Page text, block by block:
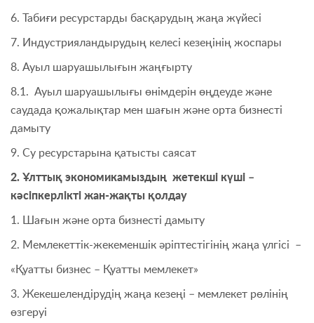
6. Табиғи ресурстарды басқарудың жаңа жүйесі
7. Индустрияландырудың келесі кезеңінің жоспары
8. Ауыл шаруашылығын жаңғырту
8.1. Ауыл шаруашылығы өнімдерін өңдеуде және
саудада қожалықтар мен шағын және орта бизнесті
дамыту
9. Су ресурстарына қатысты саясат
2. Ұлттық экономикамыздың жетекші күші –
кәсіпкерлікті жан-жақты қолдау
1. Шағын және орта бизнесті дамыту
2. Мемлекеттік-жекеменшік әріптестігінің жаңа үлгісі –
«Қуатты бизнес – Қуатты мемлекет»
3. Жекешелендірудің жаңа кезеңі – мемлекет рөлінің
өзгеруі